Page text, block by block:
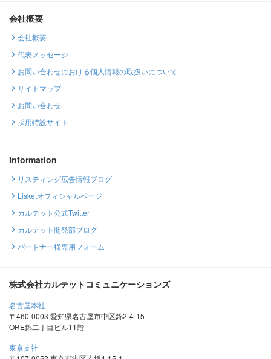
会社概要
会社概要
代表メッセージ
お問い合わせにおける個人情報の取扱いについて
サイトマップ
お問い合わせ
採用特設サイト
Information
リスティング広告情報ブログ
Lisketオフィシャルページ
カルテット公式Twitter
カルテット開発部ブログ
パートナー様専用フォーム
株式会社カルテットコミュニケーションズ
名古屋本社
〒460-0003 愛知県名古屋市中区錦2-4-15
ORE錦二丁目ビル11階
東京支社